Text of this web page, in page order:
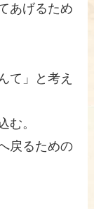
あげるため
て」と考え
む。
戻るための